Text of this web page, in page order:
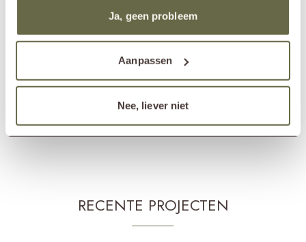
Ja, geen probleem
Aanpassen
Nee, liever niet
Op zoek naar een teak tuinset die jouw tuin echt
afmaakt? In deze blog lichten we de 7 meest populaire
en geliefde luxe teakhouten tuinsets voor je uit.
Bekijk blog
RECENTE PROJECTEN